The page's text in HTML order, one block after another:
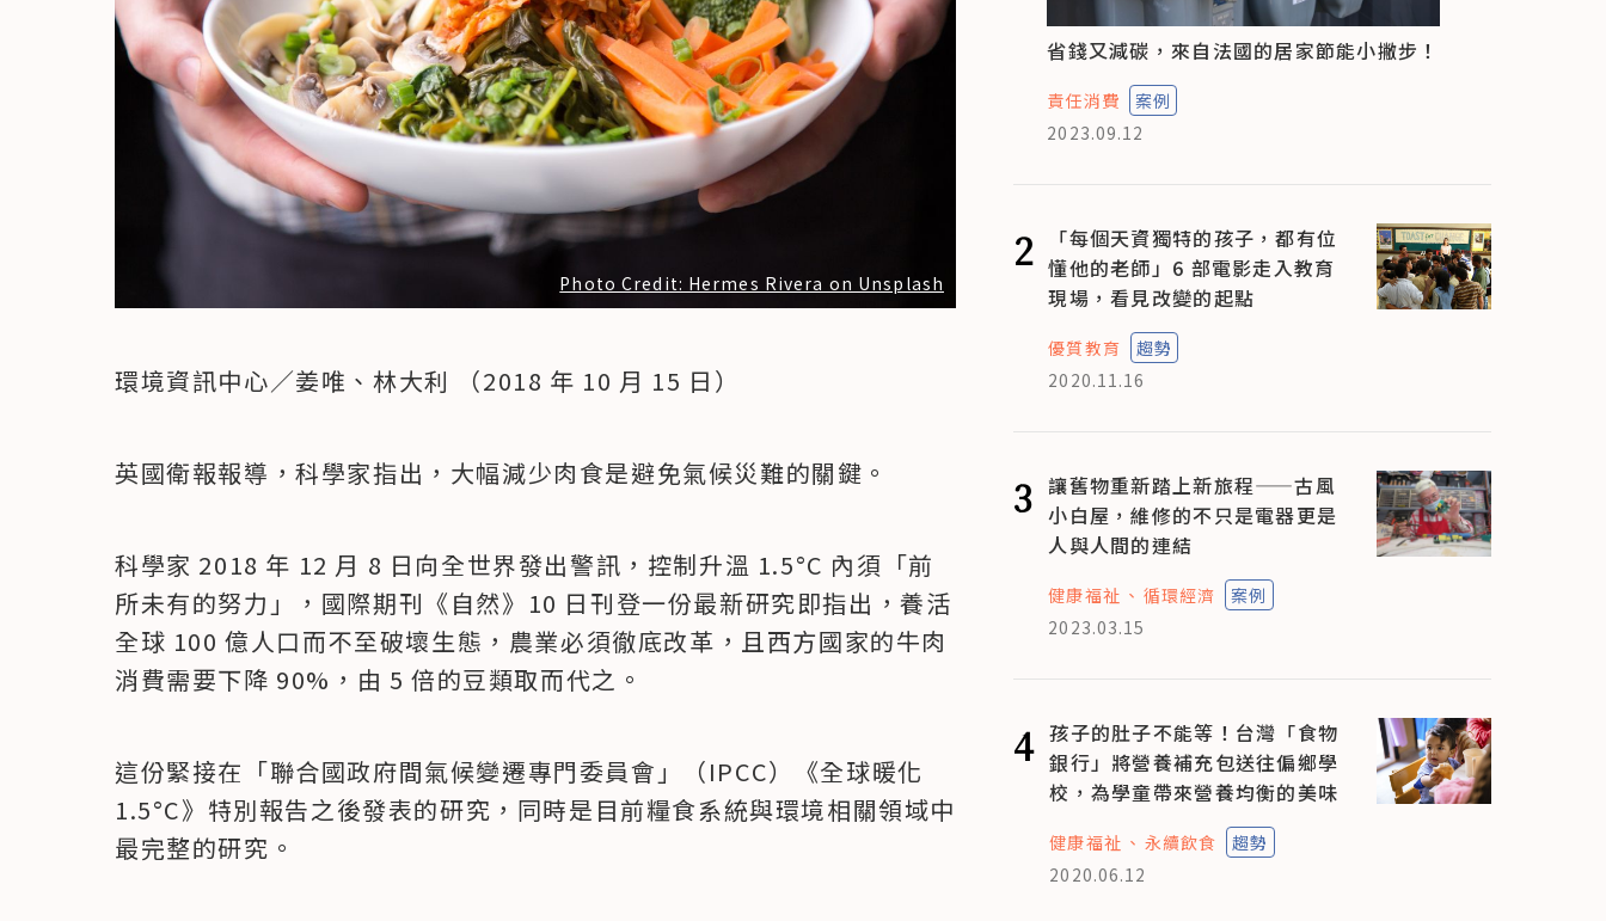
Photo Credit: Hermes Rivera on Unsplash
環境資訊中心／姜唯、林大利 （2018 年 10 月 15 日）
英國衛報報導，科學家指出，大幅減少肉食是避免氣候災難的關鍵。
科學家 2018 年 12 月 8 日向全世界發出警訊，控制升溫 1.5°C 內須「前
所未有的努力」，國際期刊《自然》10 日刊登一份最新研究即指出，養活
全球 100 億人口而不至破壞生態，農業必須徹底改革，且西方國家的牛肉
消費需要下降 90%，由 5 倍的豆類取而代之。
這份緊接在「聯合國政府間氣候變遷專門委員會」（IPCC）《全球暖化
1.5°C》特別報告之後發表的研究，同時是目前糧食系統與環境相關領域中
最完整的研究。
省錢又減碳，來自法國的居家節能小撇步！
責任消費
案例
2023.09.12
2
「每個天資獨特的孩子，都有位
懂他的老師」6 部電影走入教育
現場，看見改變的起點
優質教育
趨勢
2020.11.16
3 讓舊物重新踏上新旅程——古風
小白屋，維修的不只是電器更是
人與人間的連結
健康福祉 循環經濟
案例
2023.03.15
4 孩子的肚子不能等！台灣「食物
銀行」將營養補充包送往偏鄉學
校，為學童帶來營養均衡的美味
健康福祉 永續飲食
趨勢
2020.06.12